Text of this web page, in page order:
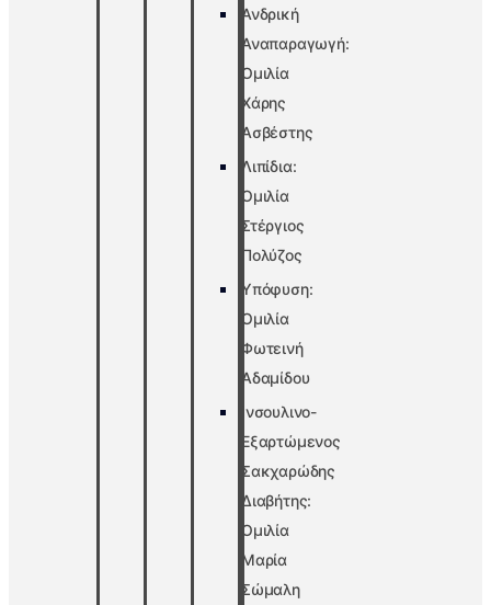
Ανδρική
Αναπαραγωγή:
Ομιλία
Χάρης
Ασβέστης
Λιπίδια:
Ομιλία
Στέργιος
Πολύζος
Υπόφυση:
Ομιλία
Φωτεινή
Αδαμίδου
Ινσουλινο-
Εξαρτώμενος
Σακχαρώδης
Διαβήτης:
Ομιλία
Μαρία
Σώμαλη